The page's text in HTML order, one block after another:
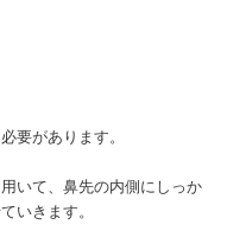
要があります。
いて、鼻先の内側にしっか
いきます。